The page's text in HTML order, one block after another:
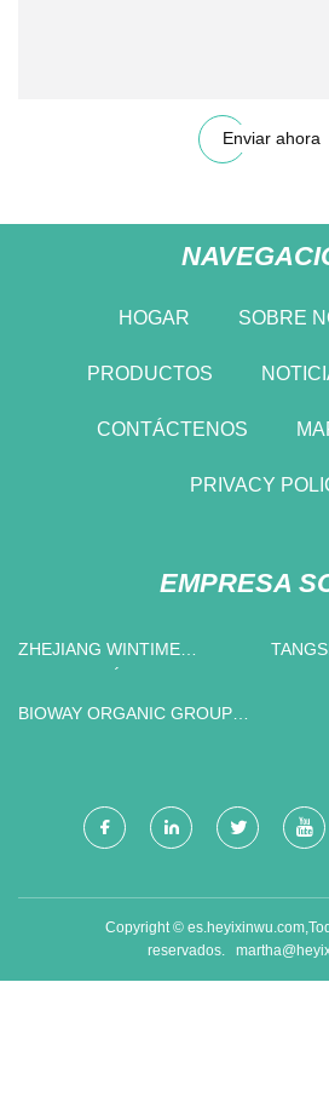
Enviar ahora
HOGAR SOBRE
PRODUCTOS
CONTÁCTENOS
PRIVACY
EMPRESA
ZHEJIANG WINTIME
TANGSHAN
BIOWAY ORGANIC GROUP
Copyright ©
reservados.